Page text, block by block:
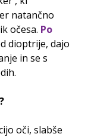
natančno
očesa. Po
dioptrije, dajo
in se s
oči, slabše